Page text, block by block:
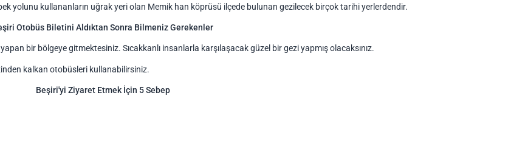
yolunu kullananların uğrak yeri olan Memik han köprüsü ilçede bulunan gezilecek birçok tarihi yerlerdendir.
Otobüs Biletini Aldıktan Sonra Bilmeniz Gerekenler
bir bölgeye gitmektesiniz. Sıcakkanlı insanlarla karşılaşacak güzel bir gezi yapmış olacaksınız.
kalkan otobüsleri kullanabilirsiniz.
Beşiri'yi Ziyaret Etmek İçin 5 Sebep